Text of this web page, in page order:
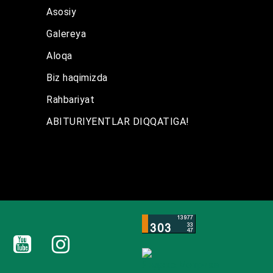
Asosiy
Galereya
Aloqa
Biz haqimizda
Rahbariyat
ABITURIYENTLAR DIQQATIGA!